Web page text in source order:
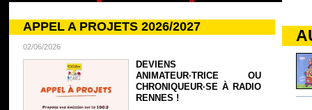
APPEL A PROJETS 2026/2027
02/06/2026
DEVIENS
ANIMATEUR·TRICE OU
CHRONIQUEUR·SE À RADIO
RENNES !